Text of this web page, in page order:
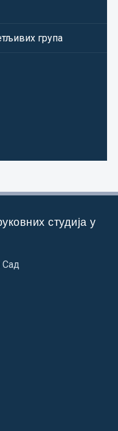
група
студија у
Сад